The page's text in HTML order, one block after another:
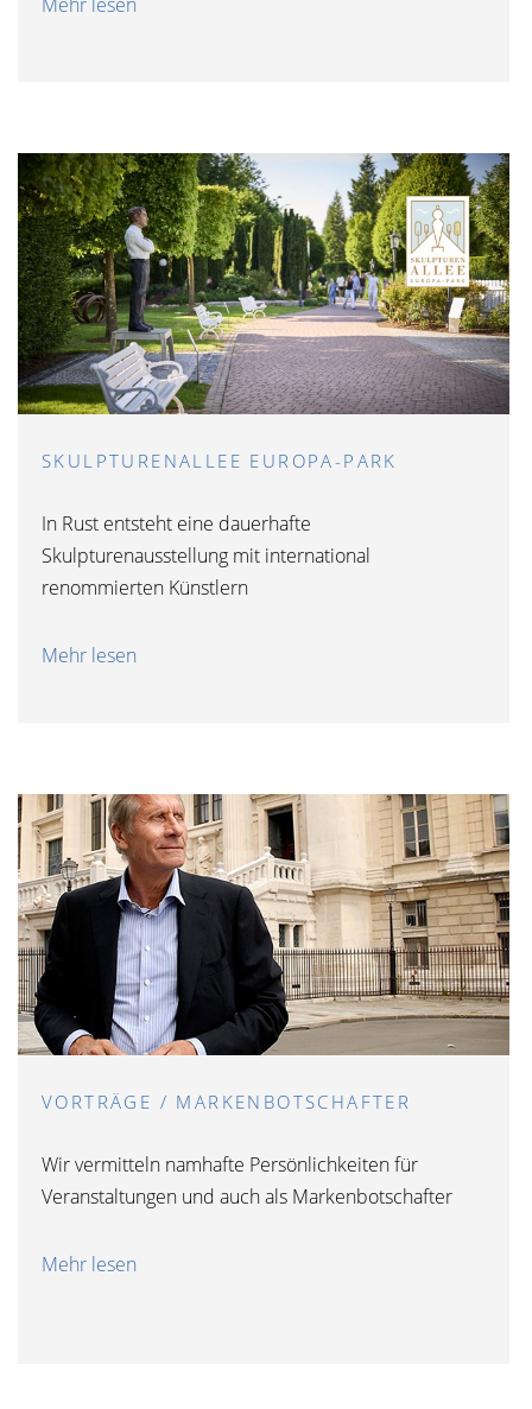
SKULPTURENALLEE EUROPA-PARK
In Rust entsteht eine dauerhafte
Skulpturenausstellung mit international
renommierten Künstlern
Mehr lesen
VORTRÄGE / MARKENBOTSCHAFTER
Wir vermitteln namhafte Persönlichkeiten für
Veranstaltungen und auch als Markenbotschafter
Mehr lesen